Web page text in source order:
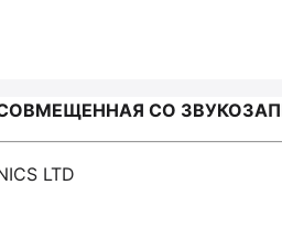
СО
LTD